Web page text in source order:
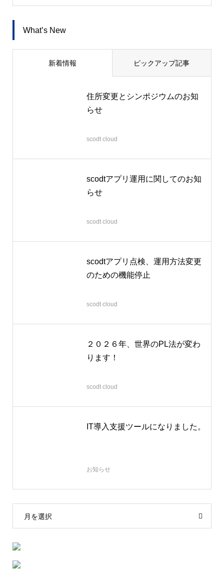
What’s New
新着情報 ピックアップ記事
住所変更とシンポジウムのお知
らせ
scodt cloud
scodtアプリ運用に関してのお知
らせ
scodt cloud
scodtアプリ点検、運用方法変更
のための機能停止
scodt cloud
２０２６年、世界のPL法が変わ
ります！
scodt cloud
IT導入支援ツールになりました。
お知らせ
月を選択